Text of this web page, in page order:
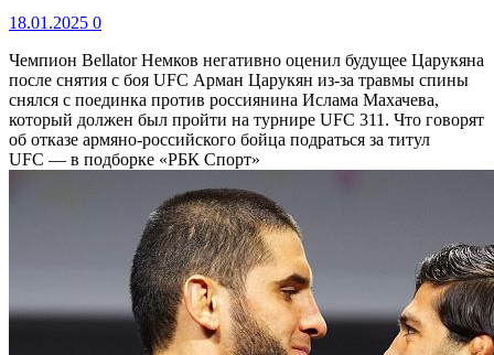
18.01.2025 0
Чемпион Bellator Немков негативно оценил будущее Царукяна
после снятия с боя UFC Арман Царукян из-за травмы спины
снялся с поединка против россиянина Ислама Махачева,
который должен был пройти на турнире UFC 311. Что говорят
об отказе армяно-российского бойца подраться за титул
UFC — в подборке «РБК Спорт»